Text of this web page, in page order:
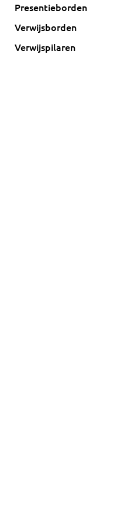
Presentieborden
Verwijsborden
Verwijspilaren